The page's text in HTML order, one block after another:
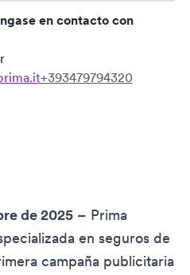
en contacto con
+393479794320
de 2025 – Prima
en seguros de
campaña publicitaria